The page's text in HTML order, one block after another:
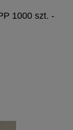
1000 szt. -